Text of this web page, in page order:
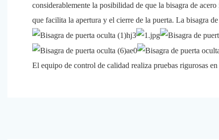
considerablemente la posibilidad de que la bisagra de
que facilita la apertura y el cierre de la puerta. La bisagra
El equipo de control de calidad realiza pruebas rigurosas